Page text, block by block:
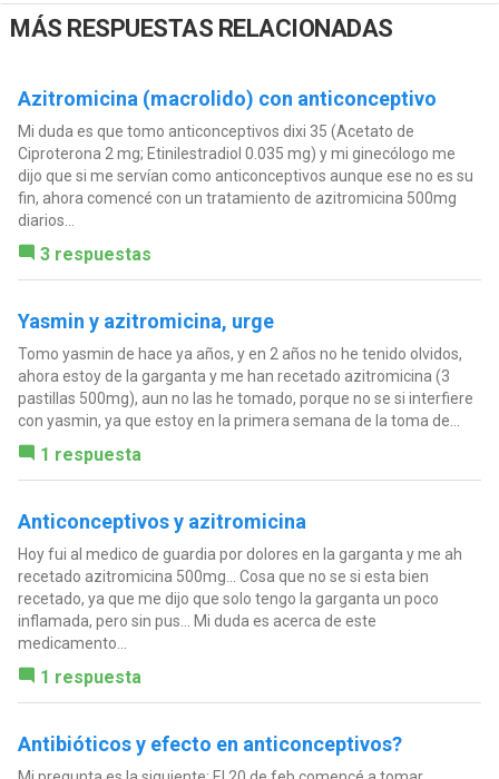
MÁS RESPUESTAS RELACIONADAS
Azitromicina (macrolido) con anticonceptivo
Mi duda es que tomo anticonceptivos dixi 35 (Acetato de
Ciproterona 2 mg; Etinilestradiol 0.035 mg) y mi ginecólogo me
dijo que si me servían como anticonceptivos aunque ese no es su
fin, ahora comencé con un tratamiento de azitromicina 500mg
diarios...
3 respuestas
Yasmin y azitromicina, urge
Tomo yasmin de hace ya años, y en 2 años no he tenido olvidos,
ahora estoy de la garganta y me han recetado azitromicina (3
pastillas 500mg), aun no las he tomado, porque no se si interfiere
con yasmin, ya que estoy en la primera semana de la toma de...
1 respuesta
Anticonceptivos y azitromicina
Hoy fui al medico de guardia por dolores en la garganta y me ah
recetado azitromicina 500mg... Cosa que no se si esta bien
recetado, ya que me dijo que solo tengo la garganta un poco
inflamada, pero sin pus... Mi duda es acerca de este
medicamento...
1 respuesta
Antibióticos y efecto en anticonceptivos?